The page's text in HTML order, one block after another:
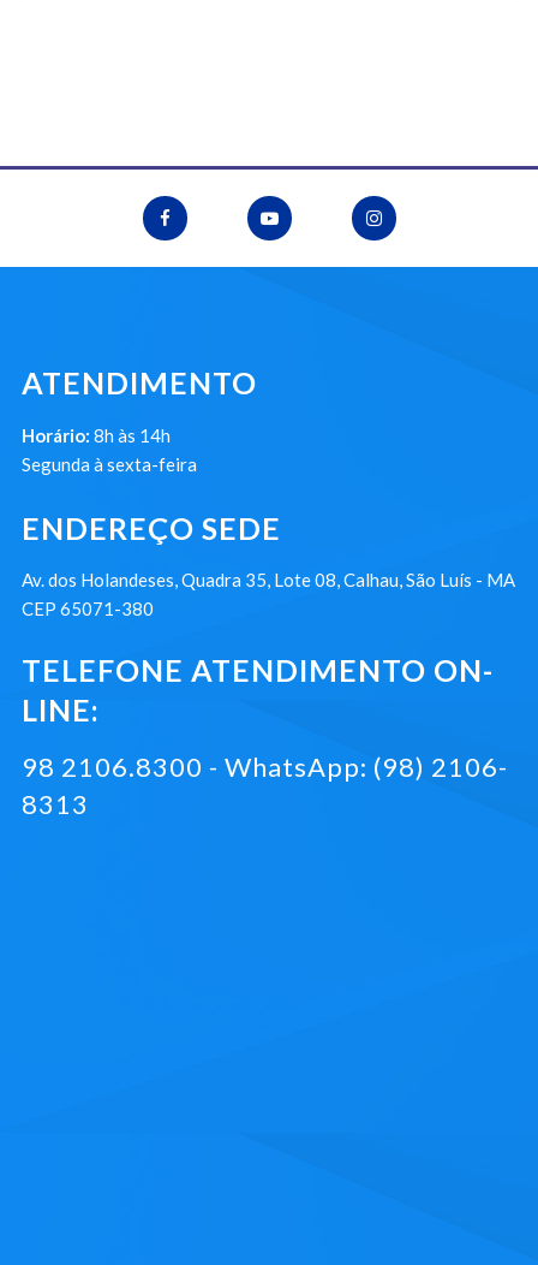
ATENDIMENTO
Horário: 8h às 14h
Segunda à sexta-feira
ENDEREÇO SEDE
Av. dos Holandeses, Quadra 35, Lote 08, Calhau, São Luís - MA
CEP 65071-380
TELEFONE ATENDIMENTO ON-
LINE:
98 2106.8300 - WhatsApp: (98) 2106-
8313